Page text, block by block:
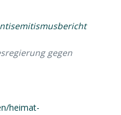
gegen
heimat-